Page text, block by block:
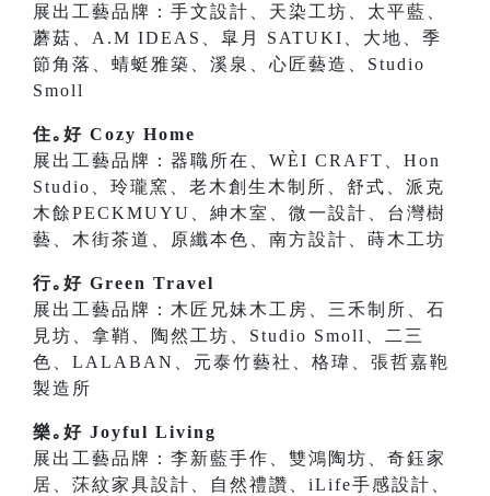
展出工藝品牌：手文設計、天染工坊、太平藍、
蘑菇、A.M IDEAS、皐月 SATUKI、大地、季
節角落、蜻蜓雅築、溪泉、心匠藝造、Studio
Smoll
住｡好 Cozy Home
展出工藝品牌：器職所在、WÈI CRAFT、Hon
Studio、玲瓏窯、老木創生木制所、舒式、派克
木餘PECKMUYU、紳木室、微一設計、台灣樹
藝、木街茶道、原纖本色、南方設計、蒔木工坊
行｡好 Green Travel
展出工藝品牌：木匠兄妹木工房、三禾制所、石
見坊、拿鞘、陶然工坊、Studio Smoll、二三
色、LALABAN、元泰竹藝社、格瑋、張哲嘉鞄
製造所
樂｡好 Joyful Living
展出工藝品牌：李新藍手作、雙鴻陶坊、奇鈺家
居、莯紋家具設計、自然禮讚、iLife手感設計、